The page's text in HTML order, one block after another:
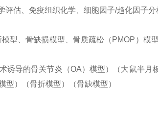
估、免疫组织化学、细胞因子/趋化因子分
型、骨缺损模型、骨质疏松（PMOP）模
导的骨关节炎（OA）模型）（大鼠半月
）（骨折模型）（骨缺模型）